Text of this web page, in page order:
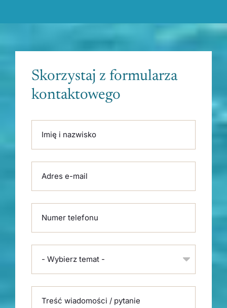
Skorzystaj z formularza
kontaktowego
Imię i nazwisko
Adres e-mail
Numer telefonu
- Wybierz temat -
Treść wiadomości / pytanie